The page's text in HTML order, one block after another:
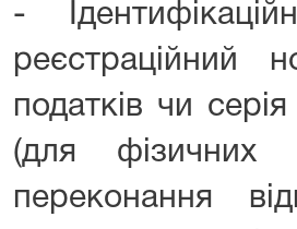
-
реєстраційний
податків чи
(для фізичних
переконання